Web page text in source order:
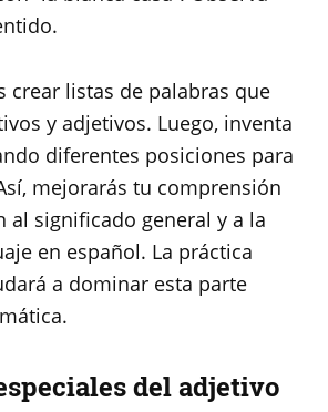
crear listas de palabras que
y adjetivos. Luego, inventa
diferentes posiciones para
mejorarás tu comprensión
al significado general y a la
en español. La práctica
a dominar esta parte
del adjetivo